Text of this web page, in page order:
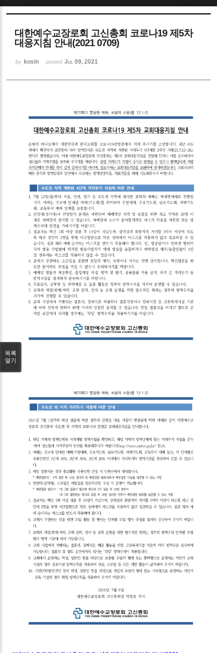
대한예수교장로회 고신총회 코로나19 제5차
대응지침 안내(2021 0709)
by kosin posted Jul 09, 2021
목록
열기
Sketchbook5, 스케치북5
Sketchbook5, 스케치북5